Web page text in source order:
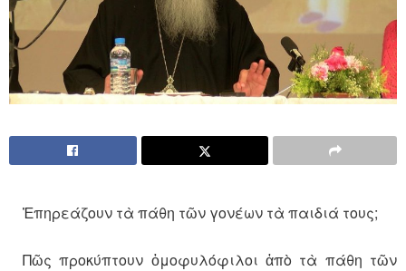
Ἐπηρεάζουν τὰ πάθη τῶν γονέων τὰ παιδιά τους;
Πῶς προκύπτουν ὁμοφυλόφιλοι ἀπὸ τὰ πάθη τῶν